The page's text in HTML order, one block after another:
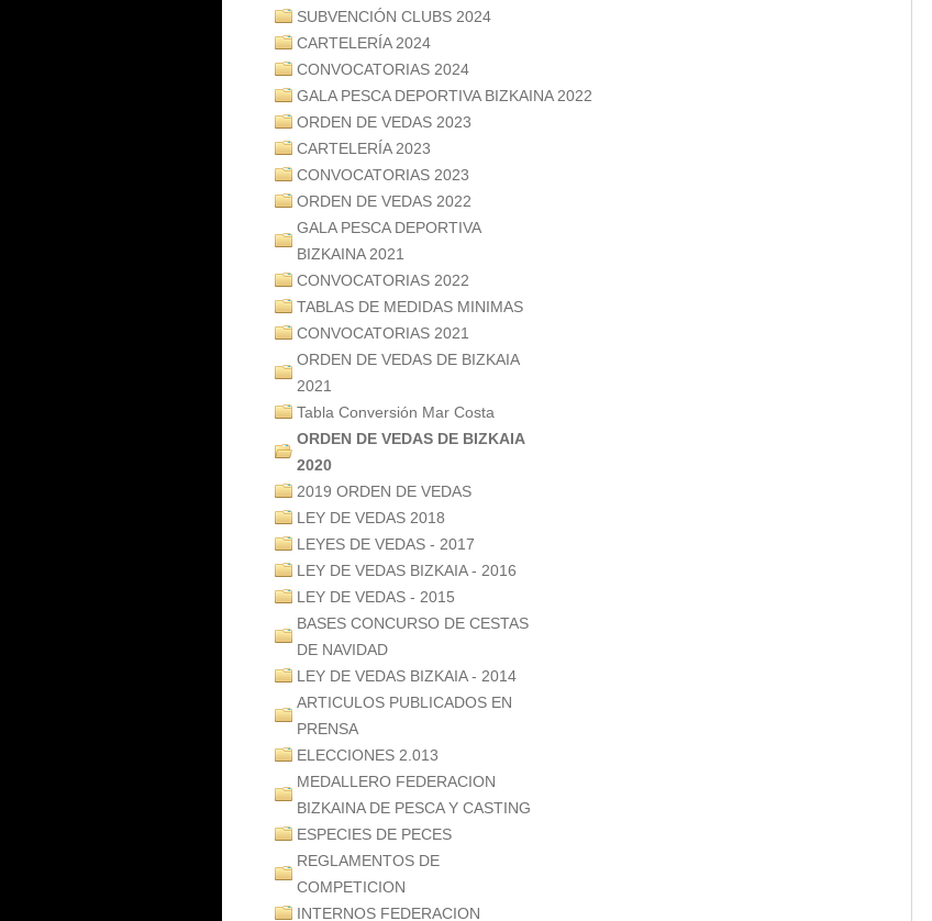
SUBVENCIÓN CLUBS 2024
CARTELERÍA 2024
CONVOCATORIAS 2024
GALA PESCA DEPORTIVA BIZKAINA 2022
ORDEN DE VEDAS 2023
CARTELERÍA 2023
CONVOCATORIAS 2023
ORDEN DE VEDAS 2022
GALA PESCA DEPORTIVA
BIZKAINA 2021
CONVOCATORIAS 2022
TABLAS DE MEDIDAS MINIMAS
CONVOCATORIAS 2021
ORDEN DE VEDAS DE BIZKAIA
2021
Tabla Conversión Mar Costa
ORDEN DE VEDAS DE BIZKAIA
2020
2019 ORDEN DE VEDAS
LEY DE VEDAS 2018
LEYES DE VEDAS - 2017
LEY DE VEDAS BIZKAIA - 2016
LEY DE VEDAS - 2015
BASES CONCURSO DE CESTAS
DE NAVIDAD
LEY DE VEDAS BIZKAIA - 2014
ARTICULOS PUBLICADOS EN
PRENSA
ELECCIONES 2.013
MEDALLERO FEDERACION
BIZKAINA DE PESCA Y CASTING
ESPECIES DE PECES
REGLAMENTOS DE
COMPETICION
INTERNOS FEDERACION